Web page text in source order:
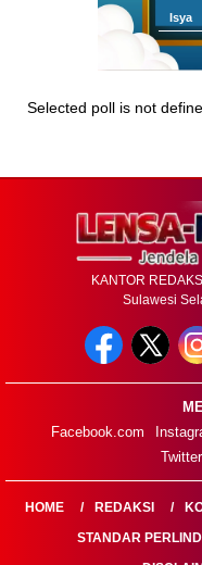
Isya
Selected poll is not
KANTOR
Sulawesi
Facebook.com
HOME REDAKSI
STANDAR